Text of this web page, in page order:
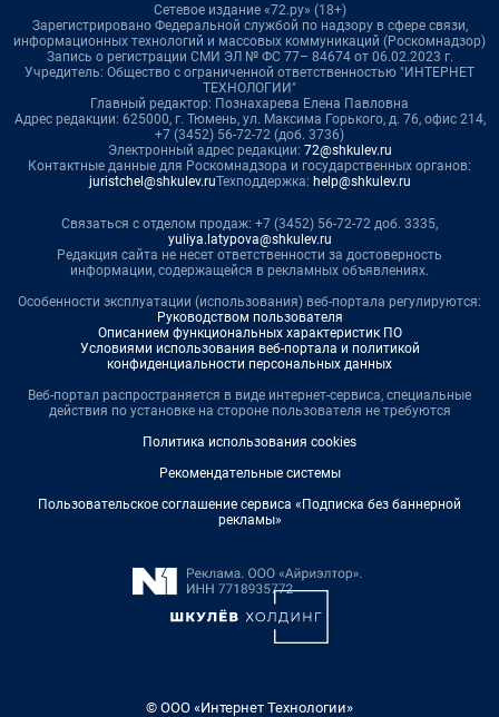
Сетевое издание «72.ру» (18+)
Зарегистрировано Федеральной службой по надзору в сфере связи,
информационных технологий и массовых коммуникаций (Роскомнадзор)
Запись о регистрации СМИ ЭЛ № ФС 77– 84674 от 06.02.2023 г.
Учредитель: Общество с ограниченной ответственностью "ИНТЕРНЕТ
ТЕХНОЛОГИИ"
Главный редактор: Познахарева Елена Павловна
Адрес редакции: 625000, г. Тюмень, ул. Максима Горького, д. 76, офис 214,
+7 (3452) 56-72-72 (доб. 3736)
Электронный адрес редакции: 72@shkulev.ru
Контактные данные для Роскомнадзора и государственных органов:
juristchel@shkulev.ruТехподдержка: help@shkulev.ru
Связаться с отделом продаж: +7 (3452) 56-72-72 доб. 3335,
yuliya.latypova@shkulev.ru
Редакция сайта не несет ответственности за достоверность
информации, содержащейся в рекламных объявлениях.
Особенности эксплуатации (использования) веб-портала регулируются:
Руководством пользователя
Описанием функциональных характеристик ПО
Условиями использования веб-портала и политикой
конфиденциальности персональных данных
Веб-портал распространяется в виде интернет-сервиса, специальные
действия по установке на стороне пользователя не требуются
Политика использования cookies
Рекомендательные системы
Пользовательское соглашение сервиса «Подписка без баннерной
рекламы»
© ООО «Интернет Технологии»